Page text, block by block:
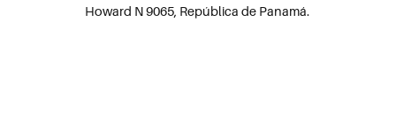
Howard N 9065, República de Panamá.